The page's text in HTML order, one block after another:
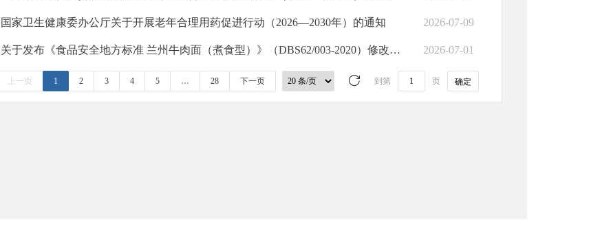
国家卫生健康委办公厅关于开展老年合理用药促进行动（2026—2030年）的通知 2026-07-09
关于发布《食品安全地方标准 兰州牛肉面（煮食型）》（DBS62/003-2020）修改单的公告 2026-07-01
上一页 1 2 3 4 5 … 28 下一页 到第 页 确定